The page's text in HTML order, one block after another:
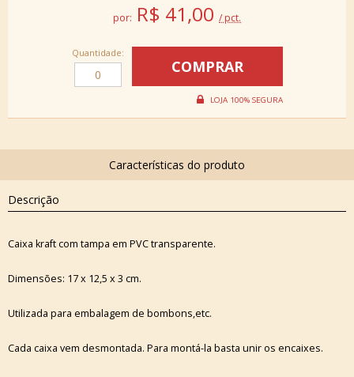
por: R$ 41,00 / pct.
Quantidade:
Descrição
Caixa kraft com tampa em PVC transparente.
Dimensões: 17 x 12,5 x 3 cm.
Utilizada para embalagem de bombons,etc.
Cada caixa vem desmontada. Para montá-la basta unir os encaixes.